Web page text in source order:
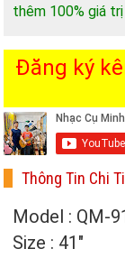
thêm 100% giá
Đăng ký
Thông Tin Chi
Model : QM-
Size : 41″